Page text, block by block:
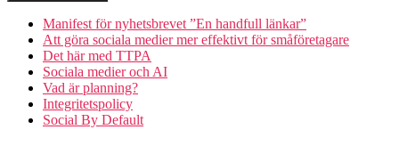
Manifest för nyhetsbrevet ”En handfull länkar”
Att göra sociala medier mer effektivt för småföretagare
Det här med TTPA
Sociala medier och AI
Vad är planning?
Integritetspolicy
Social By Default